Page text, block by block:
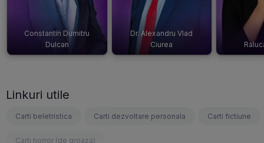
Constantin Dumitru
Dulcan
Dr. Alexandru Vlad
Ciurea
Linkuri utile
Carti beletristica Carti dezvoltare personala Carti fictiune
Carti horror (de groaza)